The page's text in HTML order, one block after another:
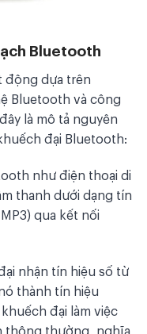
Bluetooth
động dựa trên
Bluetooth và công
là mô tả nguyên
đại Bluetooth:
như điện thoại di
thanh dưới dạng tín
qua kết nối
nhận tín hiệu số từ
thành tín hiệu
đại làm việc
thông thường, nghĩa